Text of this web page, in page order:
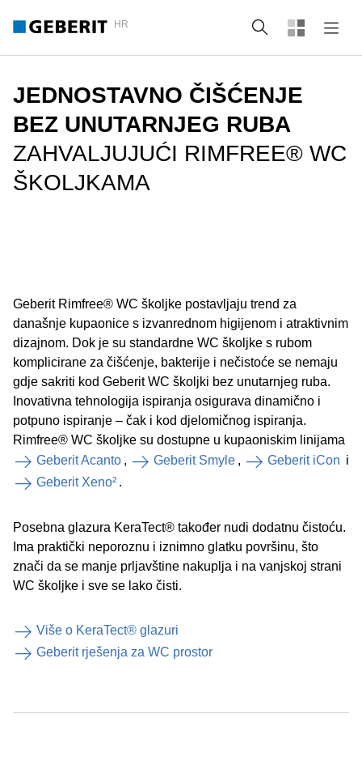
HR Pretraži
JEDNOSTAVNO ČIŠĆENJE
BEZ UNUTARNJEG RUBA
ZAHVALJUJUĆI RIMFREE® WC
ŠKOLJKAMA
Geberit Rimfree® WC školjke postavljaju trend za
današnje kupaonice s izvanrednom higijenom i atraktivnim
dizajnom. Dok je su standardne WC školjke s rubom
komplicirane za čišćenje, bakterije i nečistoće se nemaju
gdje sakriti kod Geberit WC školjki bez unutarnjeg ruba.
Inovativna tehnologija ispiranja osigurava dinamično i
potpuno ispiranje – čak i kod djelomičnog ispiranja.
Rimfree® WC školjke su dostupne u kupaoniskim linijama
Geberit Acanto , Geberit Smyle , Geberit iCon i
Geberit Xeno² .
Posebna glazura KeraTect® također nudi dodatnu čistoću.
Ima praktički neporoznu i iznimno glatku površinu, što
znači da se manje prljavštine nakuplja i na vanjskoj strani
WC školjke i sve se lako čisti.
Više o KeraTect® glazuri
Geberit rješenja za WC prostor